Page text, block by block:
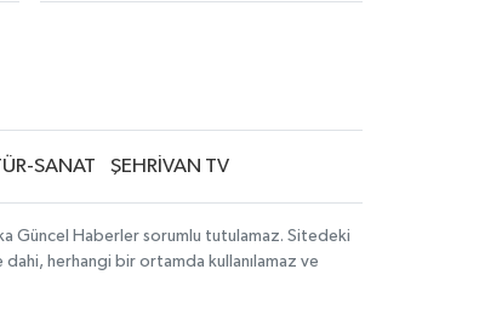
SANAT ŞEHRİVAN TV
Güncel Haberler sorumlu tutulamaz. Sitedeki
dahi, herhangi bir ortamda kullanılamaz ve